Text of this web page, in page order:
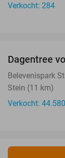
Verkocht: 284
Dagentree
Belevenispark
Stein (11 km)
Verkocht: 44.580